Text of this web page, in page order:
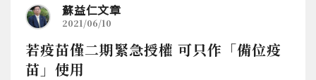
蘇益仁文章
2021/06/10
若疫苗僅二期緊急授權 可只作「備位疫
苗」使用